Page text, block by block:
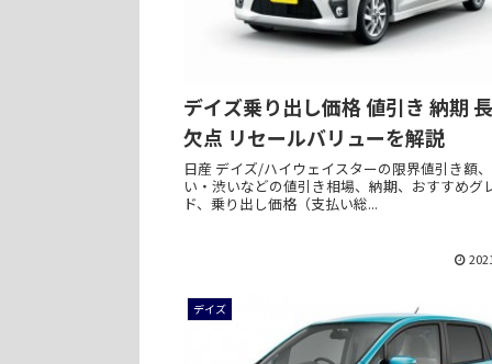
デイズ乗り出し価格 値引き 納期
欠点 リセールバリューを解説
日産 デイズ/ハイウェイスターの限界値引き額
い・渋いなどの値引き相場、納期、おすすめグ
ド、乗り出し価格（支払い総...
デイズ